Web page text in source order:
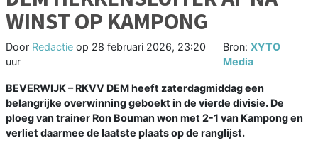
WINST OP KAMPONG
Door Redactie op 28 februari 2026, 23:20
uur
Bron: XYTO
Media
BEVERWIJK – RKVV DEM heeft zaterdagmiddag een
belangrijke overwinning geboekt in de vierde divisie. De
ploeg van trainer Ron Bouman won met 2-1 van Kampong en
verliet daarmee de laatste plaats op de ranglijst.